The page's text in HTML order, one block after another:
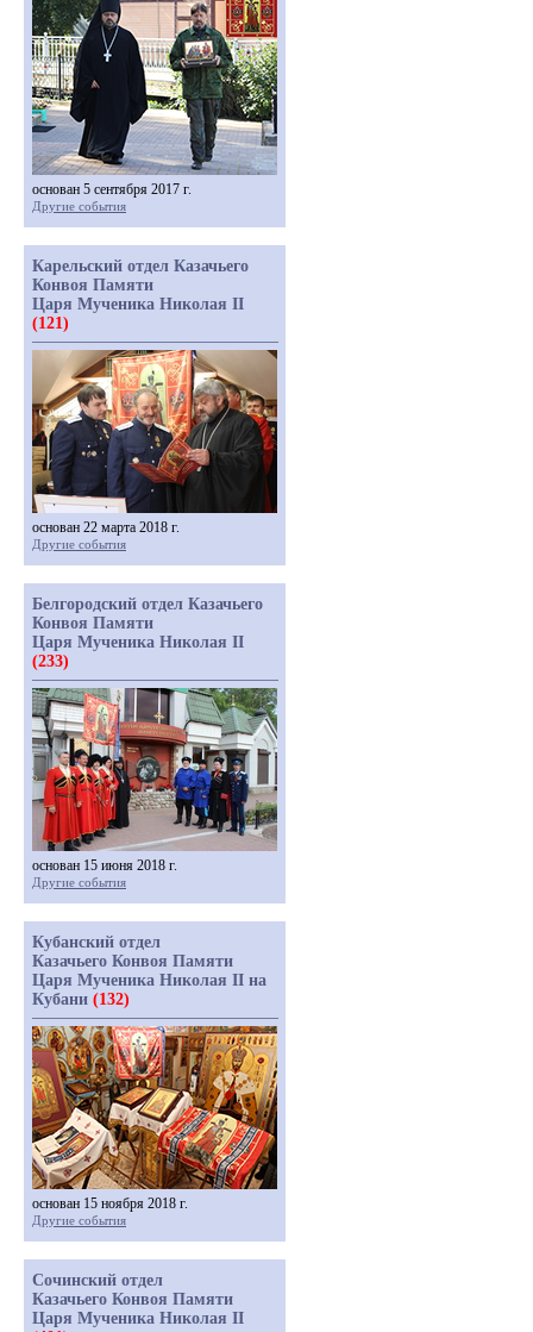
основан 5 сентября 2017 г.
Другие события
Карельский отдел Казачьего
Конвоя Памяти
Царя Мученика Николая II
(121)
основан 22 марта 2018 г.
Другие события
Белгородский отдел Казачьего
Конвоя Памяти
Царя Мученика Николая II
(233)
основан 15 июня 2018 г.
Другие события
Кубанский отдел
Казачьего Конвоя Памяти
Царя Мученика Николая II на
Кубани (132)
основан 15 ноября 2018 г.
Другие события
Сочинский отдел
Казачьего Конвоя Памяти
Царя Мученика Николая II